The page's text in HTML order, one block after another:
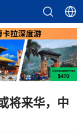
将来华，中